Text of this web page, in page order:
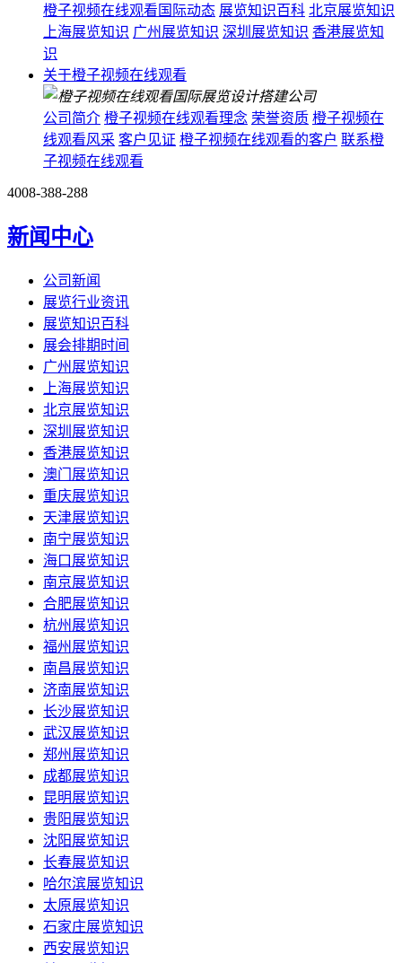
橙子视频在线观看国际动态 展览知识百科 北京展览知识
上海展览知识 广州展览知识 深圳展览知识 香港展览知
识
关于橙子视频在线观看
公司简介 橙子视频在线观看理念 荣誉资质 橙子视频在
线观看风采 客户见证 橙子视频在线观看的客户 联系橙
子视频在线观看
4008-388-288
新闻中心
公司新闻
展览行业资讯
展览知识百科
展会排期时间
广州展览知识
上海展览知识
北京展览知识
深圳展览知识
香港展览知识
澳门展览知识
重庆展览知识
天津展览知识
南宁展览知识
海口展览知识
南京展览知识
合肥展览知识
杭州展览知识
福州展览知识
南昌展览知识
济南展览知识
长沙展览知识
武汉展览知识
郑州展览知识
成都展览知识
昆明展览知识
贵阳展览知识
沈阳展览知识
长春展览知识
哈尔滨展览知识
太原展览知识
石家庄展览知识
西安展览知识